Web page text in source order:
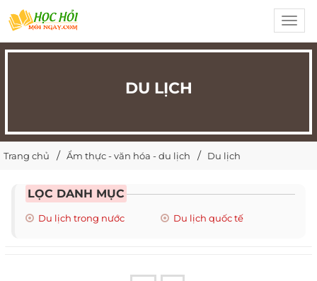
DU LỊCH
Trang chủ Ẩm thực - văn hóa - du lịch Du lịch
LỌC DANH MỤC
Du lịch trong nước Du lịch quốc tế